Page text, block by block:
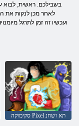
בשבילכם. ראשית, לבוא
לאחר מכן לנקות את
ועכשיו זה זמן לתרגל
סקימוקה Pixel תא ושחנ